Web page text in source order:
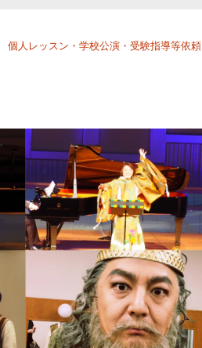
個人レッスン・学校公演・受験指導等依頼